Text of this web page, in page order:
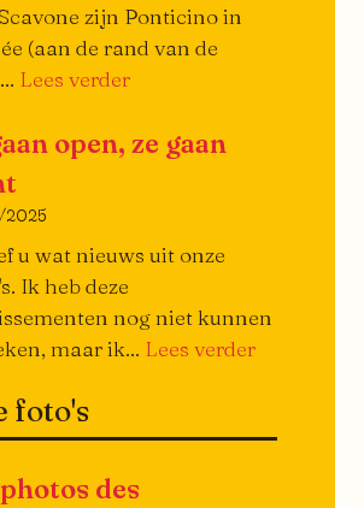
zijn Ponticino in
(aan de rand van de
Lees verderDe
open, ze gaan
u wat nieuws uit onze
Ik heb deze
nog niet kunnen
maar ik... Lees verderZe
ze
foto's
des